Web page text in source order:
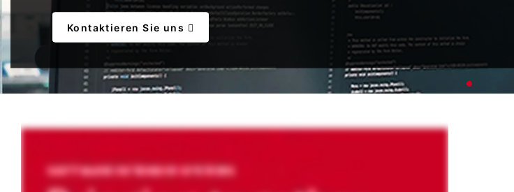
Kontaktieren Sie uns